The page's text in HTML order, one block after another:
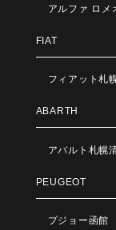
アルファ ロメ
FIAT
フィアット札
ABARTH
アバルト札幌
PEUGEOT
プジョー函館